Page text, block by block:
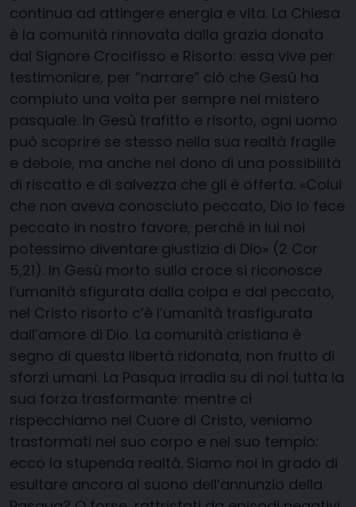
continua ad attingere energia e vita. La Chiesa
è la comunità rinnovata dalla grazia donata
dal Signore Crocifisso e Risorto: essa vive per
testimoniare, per “narrare” ciò che Gesù ha
compiuto una volta per sempre nel mistero
pasquale. In Gesù trafitto e risorto, ogni uomo
può scoprire se stesso nella sua realtà fragile
e debole, ma anche nel dono di una possibilità
di riscatto e di salvezza che gli è offerta. «Colui
che non aveva conosciuto peccato, Dio lo fece
peccato in nostro favore, perché in lui noi
potessimo diventare giustizia di Dio» (2 Cor
5,21). In Gesù morto sulla croce si riconosce
l’umanità sfigurata dalla colpa e dal peccato,
nel Cristo risorto c’è l’umanità trasfigurata
dall’amore di Dio. La comunità cristiana è
segno di questa libertà ridonata, non frutto di
sforzi umani. La Pasqua irradia su di noi tutta la
sua forza trasformante: mentre ci
rispecchiamo nel Cuore di Cristo, veniamo
trasformati nel suo corpo e nel suo tempio:
ecco la stupenda realtà. Siamo noi in grado di
esultare ancora al suono dell’annunzio della